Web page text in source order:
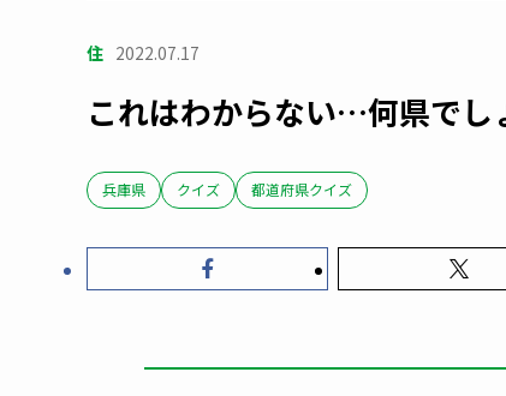
住 2022.07.17
これはわからない…何県でし
兵庫県 クイズ 都道府県クイズ